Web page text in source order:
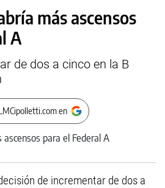
más ascensos
A
de dos a cinco en la B
en
de incrementar de dos a